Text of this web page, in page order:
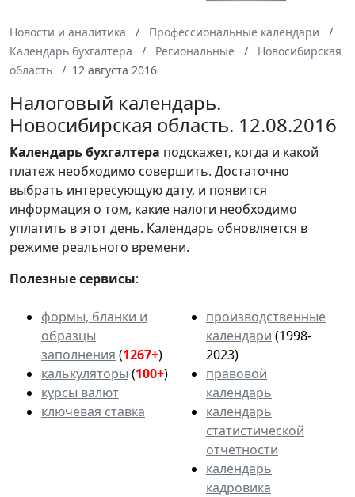
Новости и аналитика
Профессиональные календари
Календарь бухгалтера
Региональные
Новосибирская
область
12 августа 2016
Налоговый календарь.
Новосибирская область. 12.08.2016
Календарьбухгалтера подскажет, когда и какой
платеж необходимо совершить. Достаточно
выбрать интересующую дату, и появится
информация о том, какие налоги необходимо
уплатить в этот день. Календарь обновляется в
режиме реального времени.
Полезные сервисы:
формы, бланки и
образцы
заполнения (1267+)
калькуляторы (100+)
курсы валют
ключевая ставка
производственные
календари (1998-
2023)
правовой
календарь
календарь
статистической
отчетности
календарь
кадровика